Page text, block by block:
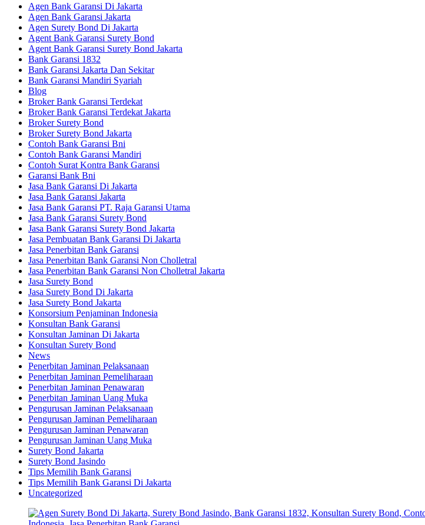
Agen Bank Garansi Di Jakarta
Agen Bank Garansi Jakarta
Agen Surety Bond Di Jakarta
Agent Bank Garansi Surety Bond
Agent Bank Garansi Surety Bond Jakarta
Bank Garansi 1832
Bank Garansi Jakarta Dan Sekitar
Bank Garansi Mandiri Syariah
Blog
Broker Bank Garansi Terdekat
Broker Bank Garansi Terdekat Jakarta
Broker Surety Bond
Broker Surety Bond Jakarta
Contoh Bank Garansi Bni
Contoh Bank Garansi Mandiri
Contoh Surat Kontra Bank Garansi
Garansi Bank Bni
Jasa Bank Garansi Di Jakarta
Jasa Bank Garansi Jakarta
Jasa Bank Garansi PT. Raja Garansi Utama
Jasa Bank Garansi Surety Bond
Jasa Bank Garansi Surety Bond Jakarta
Jasa Pembuatan Bank Garansi Di Jakarta
Jasa Penerbitan Bank Garansi
Jasa Penerbitan Bank Garansi Non Cholletral
Jasa Penerbitan Bank Garansi Non Cholletral Jakarta
Jasa Surety Bond
Jasa Surety Bond Di Jakarta
Jasa Surety Bond Jakarta
Konsorsium Penjaminan Indonesia
Konsultan Bank Garansi
Konsultan Jaminan Di Jakarta
Konsultan Surety Bond
News
Penerbitan Jaminan Pelaksanaan
Penerbitan Jaminan Pemeliharaan
Penerbitan Jaminan Penawaran
Penerbitan Jaminan Uang Muka
Pengurusan Jaminan Pelaksanaan
Pengurusan Jaminan Pemeliharaan
Pengurusan Jaminan Penawaran
Pengurusan Jaminan Uang Muka
Surety Bond Jakarta
Surety Bond Jasindo
Tips Memilih Bank Garansi
Tips Memilih Bank Garansi Di Jakarta
Uncategorized